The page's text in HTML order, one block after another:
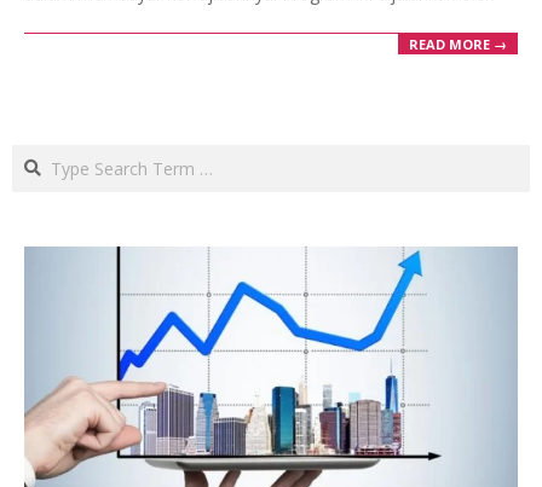
READ MORE →
Search